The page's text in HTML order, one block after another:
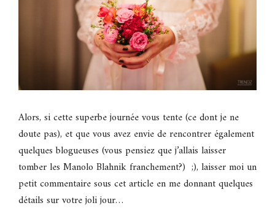
Alors, si cette superbe journée vous tente (ce dont je ne
doute pas), et que vous avez envie de rencontrer également
quelques blogueuses (vous pensiez que j’allais laisser
tomber les Manolo Blahnik franchement?) ;), laisser moi un
petit commentaire sous cet article en me donnant quelques
détails sur votre joli jour…